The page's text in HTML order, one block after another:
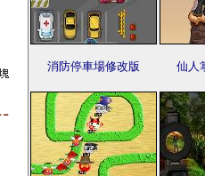
消防停車場修改版 仙人